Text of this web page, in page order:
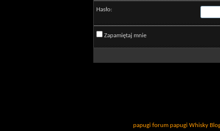
Hasło:
Zapamiętaj mnie
papugi forum papugi Whisky